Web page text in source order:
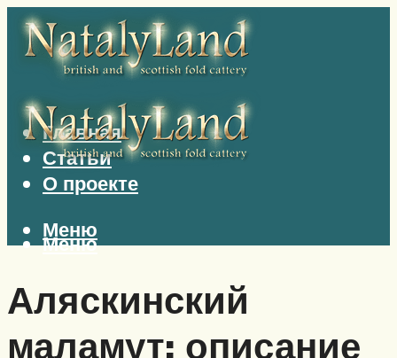
Главная
Статьи
О проекте
Меню
Меню
Аляскинский
маламут: описание